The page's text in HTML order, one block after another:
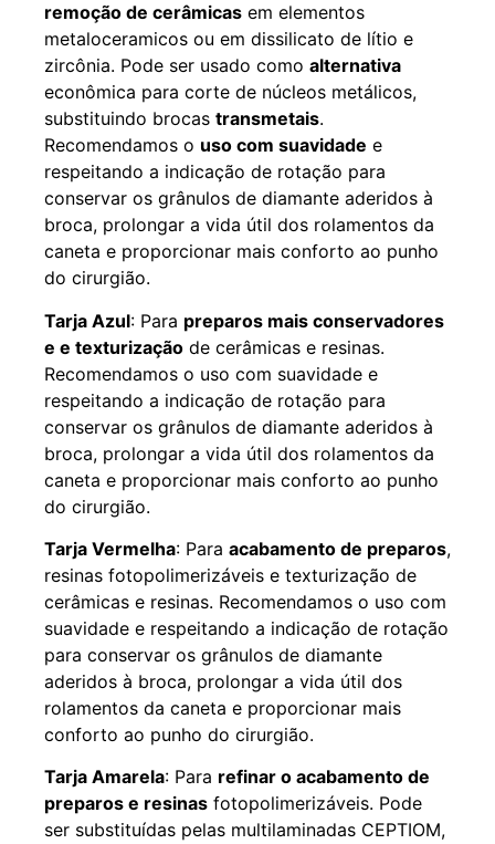
remoção de cerâmicas em elementos
metaloceramicos ou em dissilicato de lítio e
zircônia. Pode ser usado como alternativa
econômica para corte de núcleos metálicos,
substituindo brocas transmetais.
Recomendamos o uso com suavidade e
respeitando a indicação de rotação para
conservar os grânulos de diamante aderidos à
broca, prolongar a vida útil dos rolamentos da
caneta e proporcionar mais conforto ao punho
do cirurgião.
Tarja Azul: Para preparos mais conservadores
e e texturização de cerâmicas e resinas.
Recomendamos o uso com suavidade e
respeitando a indicação de rotação para
conservar os grânulos de diamante aderidos à
broca, prolongar a vida útil dos rolamentos da
caneta e proporcionar mais conforto ao punho
do cirurgião.
Tarja Vermelha: Para acabamento de preparos,
resinas fotopolimerizáveis e texturização de
cerâmicas e resinas. Recomendamos o uso com
suavidade e respeitando a indicação de rotação
para conservar os grânulos de diamante
aderidos à broca, prolongar a vida útil dos
rolamentos da caneta e proporcionar mais
conforto ao punho do cirurgião.
Tarja Amarela: Para refinar o acabamento de
preparos e resinas fotopolimerizáveis. Pode
ser substituídas pelas multilaminadas CEPTIOM,